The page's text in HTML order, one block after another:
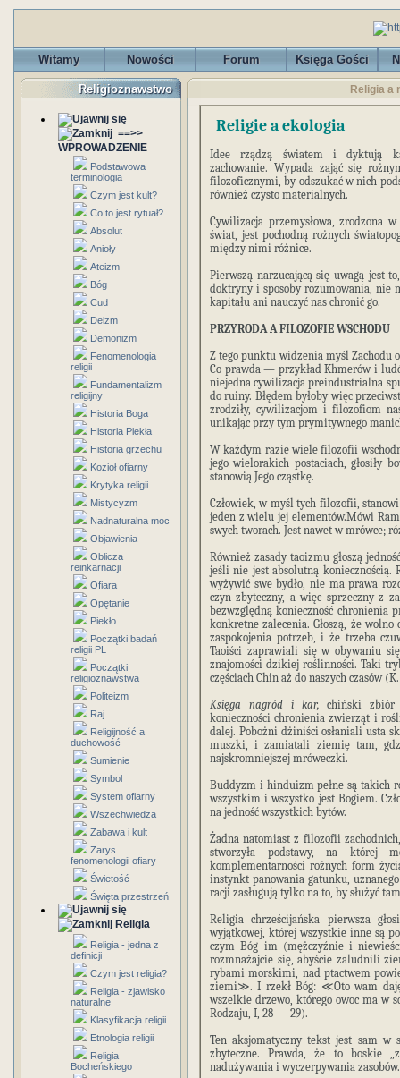
Witamy Nowości Forum Księga Gości
Religioznawstwo
==>>
WPROWADZENIE
Podstawowa
terminologia
Czym jest kult?
Co to jest rytuał?
Absolut
Anioły
Ateizm
Bóg
Cud
Deizm
Demonizm
Fenomenologia
religii
Fundamentalizm
religijny
Historia Boga
Historia Piekła
Historia grzechu
Kozioł ofiarny
Krytyka religii
Mistycyzm
Nadnaturalna moc
Objawienia
Oblicza
reinkarnacji
Ofiara
Opętanie
Piekło
Początki badań
religii PL
Początki
religioznawstwa
Politeizm
Raj
Religijność a
duchowość
Sumienie
Symbol
System ofiarny
Wszechwiedza
Zabawa i kult
Zarys
fenomenologii ofiary
Świetość
Święta przestrzeń
Religia
Religia - jedna z
definicji
Czym jest religia?
Religia - zjawisko
naturalne
Klasyfikacja religii
Etnologia religii
Religia
Bocheńskiego
Religia a
Religie a ekologia
Idee rządzą światem i dyktują
zachowanie. Wypada zająć się
filozoficznymi, by odszukać w nich
również czysto materialnych.
Cywilizacja przemysłowa, zrodzona
świat, jest pochodną rożnych
między nimi różnice.
Pierwszą narzucającą się uwagą jest
doktryny i sposoby rozumowania, nie
kapitału ani nauczyć nas chronić go.
PRZYRODA A FILOZOFIE WSCHODU
Z tego punktu widzenia myśl
Co prawda — przykład Khmerów i
niejedna cywilizacja preindustrialna
do ruiny. Błędem byłoby więc
zrodziły, cywilizacjom i filozofiom
unikając przy tym prymitywnego
W każdym razie wiele filozofii
jego wielorakich postaciach, głosiły
stanowią Jego cząstkę.
Człowiek, w myśl tych filozofii,
jeden z wielu jej elementów.Mówi
swych tworach. Jest nawet w mrówce;
Również zasady taoizmu głoszą
jeśli nie jest absolutną koniecznością.
wyżywić swe bydło, nie ma prawa
czyn zbyteczny, a więc sprzeczny z
bezwzględną konieczność chronienia
konkretne zalecenia. Głoszą, że
zaspokojenia potrzeb, i że trzeba
Taoiści zaprawiali się w obywaniu
znajomości dzikiej roślinności. Taki
częściach Chin aż do naszych czasów
Księga nagród i kar,chiński zbiór
konieczności chronienia zwierząt i
dalej. Pobożni dżiniści osłaniali usta
muszki, i zamiatali ziemię tam,
najskromniejszej mróweczki.
Buddyzm i hinduizm pełne są takich
wszystkim i wszystko jest Bogiem.
na jedność wszystkich bytów.
Żadna natomiast z filozofii
stworzyła podstawy, na której
komplementarności rożnych form
instynkt panowania gatunku,
racji zasługują tylko na to, by służyć
Religia chrześcijańska pierwsza
wyjątkowej, której wszystkie inne są
czym Bóg im (mężczyźnie i
rozmnażajcie się, abyście zaludnili
rybami morskimi, nad ptactwem
ziemi≫. I rzekł Bóg: ≪Oto wam
wszelkie drzewo, którego owoc ma w
Rodzaju, I, 28 — 29).
Ten aksjomatyczny tekst jest sam
zbyteczne. Prawda, że to boskie
nadużywania i wyczerpywania zasobów.